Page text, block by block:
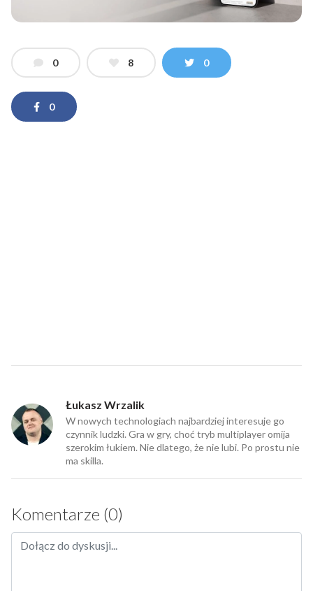
0 8 0
0
Łukasz Wrzalik
W nowych technologiach najbardziej interesuje go
czynnik ludzki. Gra w gry, choć tryb multiplayer omija
szerokim łukiem. Nie dlatego, że nie lubi. Po prostu nie
ma skilla.
Komentarze (0)